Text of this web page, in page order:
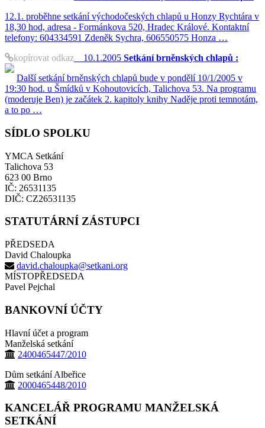
12.1. proběhne setkání východočeských chlapů u Honzy Rychtára v
18,30 hod, adresa - Formánkova 520, Hradec Králové. Kontaktní
telefony: 604334591 Zdeněk Sychra, 606550575 Honza …
kopírovat odkaz 10.1.2005 Setkání brněnských chlapů :
Další setkání brněnských chlapů bude v pondělí 10/1/2005 v
19:30 hod. u Šmídků v Kohoutovicích, Talichova 53. Na programu
(moderuje Ben) je začátek 2. kapitoly knihy Naděje proti temnotám,
a to po …
SÍDLO SPOLKU
YMCA Setkání
Talichova 53
623 00 Brno
IČ: 26531135
DIČ: CZ26531135
STATUTÁRNÍ ZÁSTUPCI
PŘEDSEDA
David Chaloupka
david.chaloupka@setkani.org
MÍSTOPŘEDSEDA
Pavel Pejchal
BANKOVNÍ ÚČTY
Hlavní účet a program
Manželská setkání
2400465447/2010
Dům setkání Albeřice
2000465448/2010
KANCELÁŘ PROGRAMU MANŽELSKÁ
SETKÁNÍ